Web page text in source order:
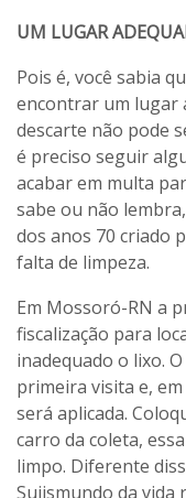
UM LUGAR
Pois é, você sabia
encontrar um lugar
descarte não pode
é preciso seguir
acabar em multa
sabe ou não
dos anos 70 criado
falta de limpeza.
Em Mossoró-RN a
fiscalização para
inadequado o lixo.
primeira visita e,
será aplicada.
carro da coleta,
limpo. Diferente
Sujismundo da vida